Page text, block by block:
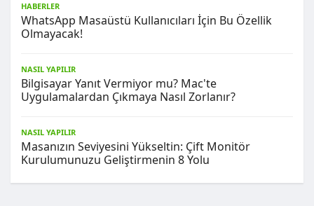
HABERLER
WhatsApp Masaüstü Kullanıcıları İçin Bu Özellik
Olmayacak!
NASIL YAPILIR
Bilgisayar Yanıt Vermiyor mu? Mac'te
Uygulamalardan Çıkmaya Nasıl Zorlanır?
NASIL YAPILIR
Masanızın Seviyesini Yükseltin: Çift Monitör
Kurulumunuzu Geliştirmenin 8 Yolu